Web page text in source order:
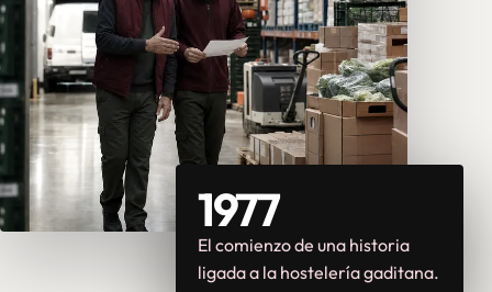
1977
El comienzo de una historia
ligada a la hostelería gaditana.